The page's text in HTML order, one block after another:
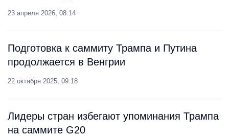
23 апреля 2026, 08:14
Подготовка к саммиту Трампа и Путина
продолжается в Венгрии
22 октября 2025, 09:18
Лидеры стран избегают упоминания Трампа
на саммите G20